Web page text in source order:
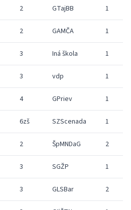
2 GTajBB 1
2 GAMČA 1
3 Iná škola 1
3 vdp 1
4 GPriev 1
6zš SZScenada 1
2 ŠpMNDaG 2
3 SGŽP 1
3 GLSBar 2